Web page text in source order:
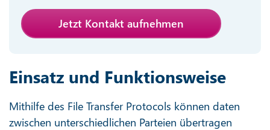
Jetzt Kontakt aufnehmen
Einsatz und Funktionsweise
Mithilfe des File Transfer Protocols können daten
zwischen unterschiedlichen Parteien übertragen